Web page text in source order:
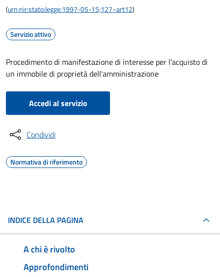
(urn:nir:stato:legge:1997-05-15;127~art12)
Servizio attivo
Procedimento di manifestazione di interesse per l'acquisto di
un immobile di proprietà dell'amministrazione
Accedi al servizio
Condividi
Normativa di riferimento
INDICE DELLA PAGINA
A chi è rivolto
Approfondimenti